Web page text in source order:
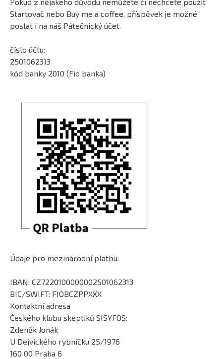
Startovač nebo Buy me a coffee, příspěvek je možné
poslat i na náš Pátečnický účet.
číslo účtu:
2501062313
kód banky 2010 (Fio banka)
Údaje pro mezinárodní platbu:
IBAN: CZ7220100000002501062313
BIC/SWIFT: FIOBCZPPXXX
Kontaktní adresa
Českého klubu skeptiků SISYFOS:
Zdeněk Jonák
U Dejvického rybníčku 25/1976
160 00 Praha 6